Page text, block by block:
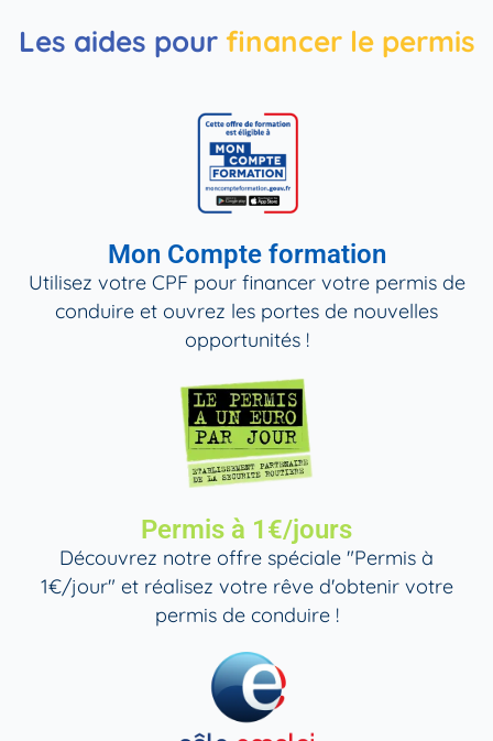
Les aides pour financer le permis
Mon Compte formation
Utilisez votre CPF pour financer votre permis de
conduire et ouvrez les portes de nouvelles
opportunités !
Permis à 1€/jours
Découvrez notre offre spéciale "Permis à
1€/jour" et réalisez votre rêve d'obtenir votre
permis de conduire !